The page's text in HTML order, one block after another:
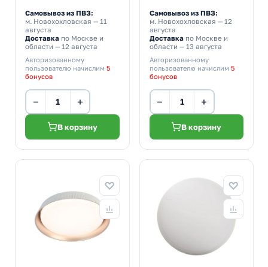
Самовывоз из ПВЗ:
м. Новохохловская — 11
августа
Доставка по Москве и
области — 12 августа
Авторизованному
пользователю начислим 5
бонусов
− +
В корзину
Самовывоз из ПВЗ:
м. Новохохловская — 12
августа
Доставкапо Москве и
области — 13 августа
Авторизованному
пользователю начислим 5
бонусов
− +
В корзину